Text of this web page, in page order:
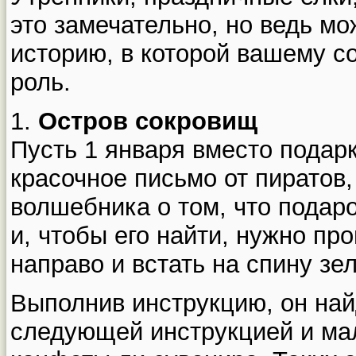
это замечательно, но ведь
историю, в которой вашему
роль.
1. Остров сокровищ
Пусть 1 января вместо
красочное письмо от
волшебника о том, что
и, чтобы его найти, нужно
направо и встать на спину
Выполнив инструкцию, он
следующей инструкцией и